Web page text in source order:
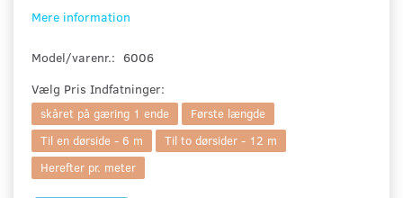
Mere information
Model/varenr.: 6006
Vælg Pris Indfatninger:
skåret på gæring 1 ende
Første længde
Til en dørside - 6 m
Til to dørsider - 12 m
Herefter pr. meter